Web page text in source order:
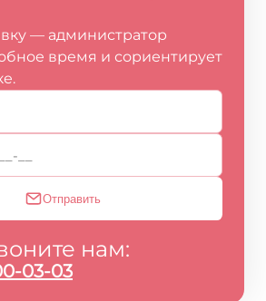
— администратор
время и сориентирует
Отправить
нам:
03-03